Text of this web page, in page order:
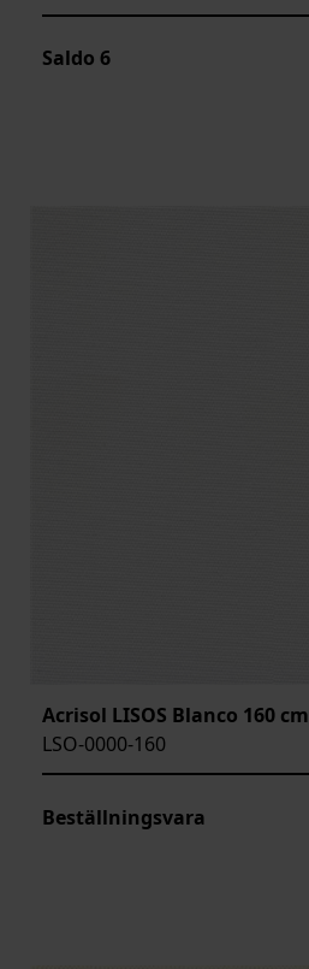
Saldo 6
Acrisol LISOS Blanco 160 cm
LSO-0000-160
Beställningsvara